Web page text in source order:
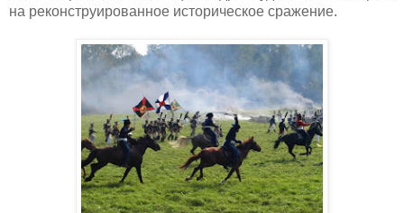
на реконструированное историческое сражение.